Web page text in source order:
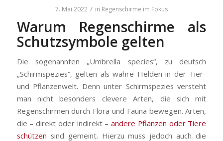
7. Mai 2022 / in Regenschirme im Fokus
Warum Regenschirme als
Schutzsymbole gelten
Die sogenannten „Umbrella species“, zu deutsch
„Schirmspezies“, gelten als wahre Helden in der Tier-
und Pflanzenwelt. Denn unter Schirmspezies versteht
man nicht besonders clevere Arten, die sich mit
Regenschirmen durch Flora und Fauna bewegen. Arten,
die – direkt oder indirekt –andere Pflanzen oder Tiere
schützen sind gemeint. Hierzu muss jedoch auch die